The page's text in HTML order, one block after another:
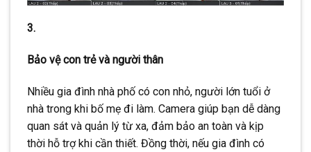
3.
Bảo vệ con trẻ và người thân
Nhiều gia đình nhà phố có con nhỏ, người lớn tuổi ở
nhà trong khi bố mẹ đi làm. Camera giúp bạn dễ dàng
quan sát và quản lý từ xa, đảm bảo an toàn và kịp
thời hỗ trợ khi cần thiết. Đồng thời, nếu gia đình có